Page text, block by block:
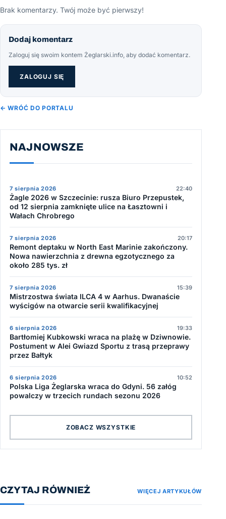
Brak komentarzy. Twój może być pierwszy!
Dodaj komentarz
Zaloguj się swoim kontem Żeglarski.info, aby dodać komentarz.
ZALOGUJ SIĘ
← WRÓĆ DO PORTALU
NAJNOWSZE
7 sierpnia 2026 22:40
Żagle 2026 w Szczecinie: rusza Biuro Przepustek,
od 12 sierpnia zamknięte ulice na Łasztowni i
Wałach Chrobrego
7 sierpnia 2026 20:17
Remont deptaku w North East Marinie zakończony.
Nowa nawierzchnia z drewna egzotycznego za
około 285 tys. zł
7 sierpnia 2026 15:39
Mistrzostwa świata ILCA 4 w Aarhus. Dwanaście
wyścigów na otwarcie serii kwalifikacyjnej
6 sierpnia 2026 19:33
Bartłomiej Kubkowski wraca na plażę w Dziwnowie.
Postument w Alei Gwiazd Sportu z trasą przeprawy
przez Bałtyk
6 sierpnia 2026 10:52
Polska Liga Żeglarska wraca do Gdyni. 56 załóg
powalczy w trzecich rundach sezonu 2026
ZOBACZ WSZYSTKIE
CZYTAJ RÓWNIEŻ WIĘCEJ ARTYKUŁÓW